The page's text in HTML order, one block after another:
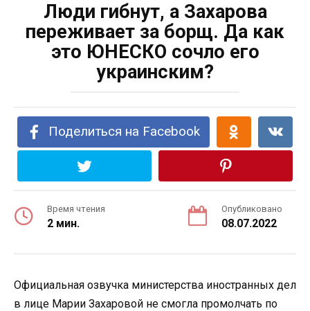
Люди гибнут, а Захарова
переживает за борщ. Да как
это ЮНЕСКО сочло его
украинским?
Поделиться на Facebook
Время чтения
2 мин.
Опубликовано
08.07.2022
Официальная озвучка министерства иностранных дел
в лице Марии Захаровой не смогла промолчать по